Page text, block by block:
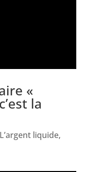
«
la
liquide,